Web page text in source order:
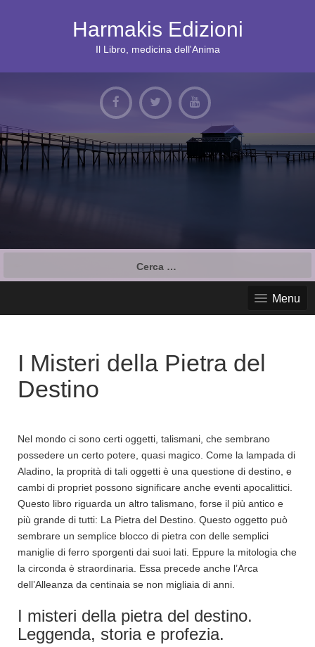
t
e
n
t
Harmakis Edizioni
Il Libro, medicina dell'Anima
r
Menu
I Misteri della Pietra del
Destino
Nel mondo ci sono certi oggetti, talismani, che sembrano
possedere un certo potere, quasi magico. Come la lampada di
Aladino, la proprità di tali oggetti è una questione di destino, e
cambi di propriet possono significare anche eventi apocalittici.
Questo libro riguarda un altro talismano, forse il più antico e
più grande di tutti: La Pietra del Destino. Questo oggetto può
sembrare un semplice blocco di pietra con delle semplici
maniglie di ferro sporgenti dai suoi lati. Eppure la mitologia che
la circonda è straordinaria. Essa precede anche l’Arca
dell’Alleanza da centinaia se non migliaia di anni.
I misteri della pietra del destino.
Leggenda, storia e profezia.